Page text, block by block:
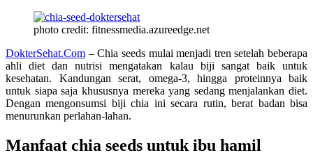
photo credit: fitnessmedia.azureedge.net
DokterSehat.Com – Chia seeds mulai menjadi tren setelah beberapa
ahli diet dan nutrisi mengatakan kalau biji sangat baik untuk
kesehatan. Kandungan serat, omega-3, hingga proteinnya baik
untuk siapa saja khususnya mereka yang sedang menjalankan diet.
Dengan mengonsumsi biji chia ini secara rutin, berat badan bisa
menurunkan perlahan-lahan.
Manfaat chia seeds untuk ibu hamil